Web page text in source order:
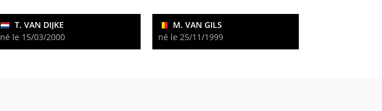
T. VAN DIJKE
né le 15/03/2000
M. VAN GILS
né le 25/11/1999